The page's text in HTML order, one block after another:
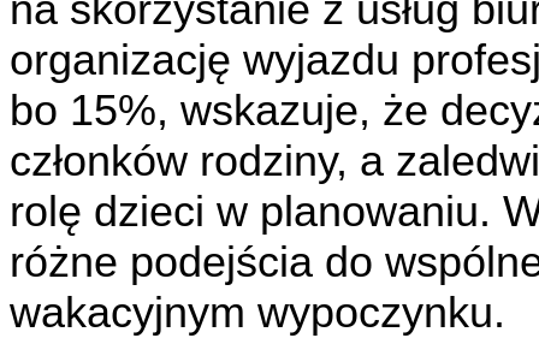
organizację wyjazdu
bo 15%, wskazuje, że
członków rodziny, a
rolę dzieci w planowaniu.
różne podejścia do
wakacyjnym wypoczynku.